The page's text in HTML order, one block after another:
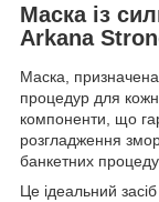
Маска із
Arkana
Маска,
процедур для
компоненти, що
розгладження
банкетних
Це ідеальний